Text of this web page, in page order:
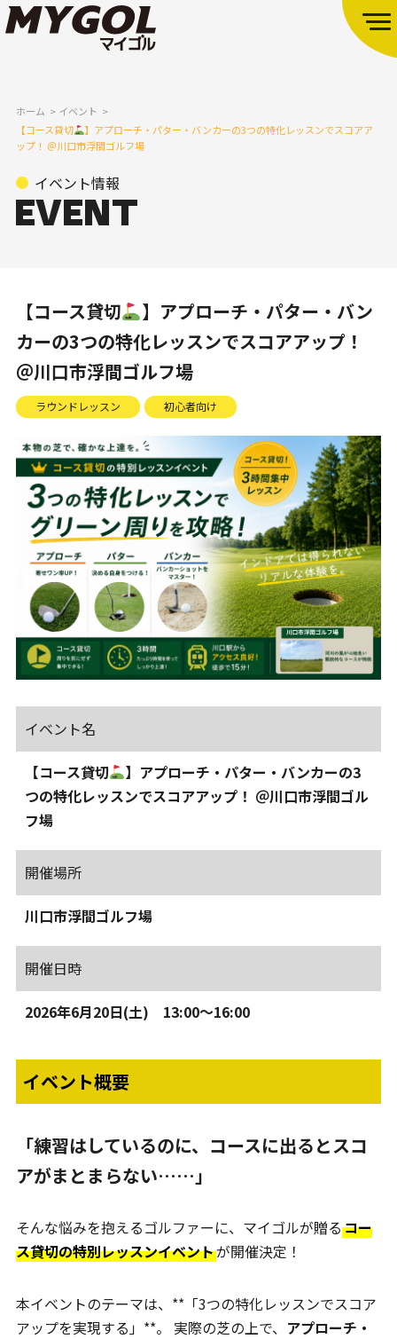
ホーム
イベント
【コース貸切
】アプローチ・パター・バンカーの3つの特化レッスンでスコアア
ップ！ ＠川口市浮間ゴルフ場
イベント情報
【コース貸切
】アプローチ・パター・バン
カーの3つの特化レッスンでスコアアップ！
＠川口市浮間ゴルフ場
ラウンドレッスン 初心者向け
イベント名
【コース貸切
】アプローチ・パター・バンカーの3
つの特化レッスンでスコアアップ！ ＠川口市浮間ゴル
フ場
開催場所
川口市浮間ゴルフ場
開催日時
2026年6月20日(土) 13:00～16:00
イベント概要
「練習はしているのに、コースに出るとスコ
アがまとまらない……」
そんな悩みを抱えるゴルファーに、マイゴルが贈るコー
ス貸切の特別レッスンイベントが開催決定！
本イベントのテーマは、**「3つの特化レッスンでスコア
アップを実現する」**。 実際の芝の上で、 アプローチ・